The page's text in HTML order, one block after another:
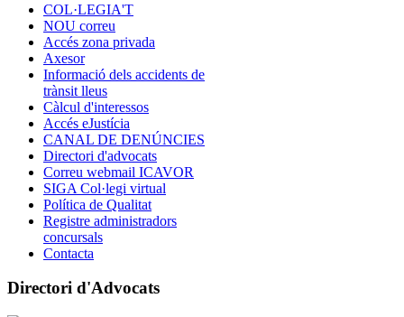
COL·LEGIA'T
NOU correu
Accés zona privada
Axesor
Informació dels accidents de
trànsit lleus
Càlcul d'interessos
Accés eJustícia
CANAL DE DENÚNCIES
Directori d'advocats
Correu webmail ICAVOR
SIGA Col·legi virtual
Política de Qualitat
Registre administradors
concursals
Contacta
Directori d'Advocats